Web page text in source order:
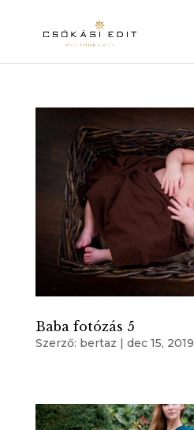
Baba fotózás 5
Szerző: bertaz | dec 15, 2019